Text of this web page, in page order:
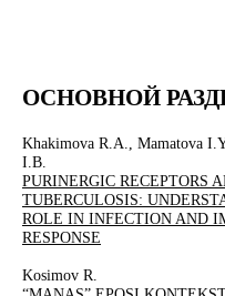
ОСНОВНОЙ
Khakimova R.A., Mamatova
I.B.
PURINERGIC RECEPTORS
TUBERCULOSIS:
ROLE IN INFECTION AND
RESPONSE
Kosimov R.